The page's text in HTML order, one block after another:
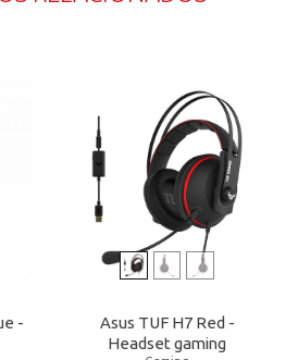
-
Asus TUF H7 Red -
Headset gaming